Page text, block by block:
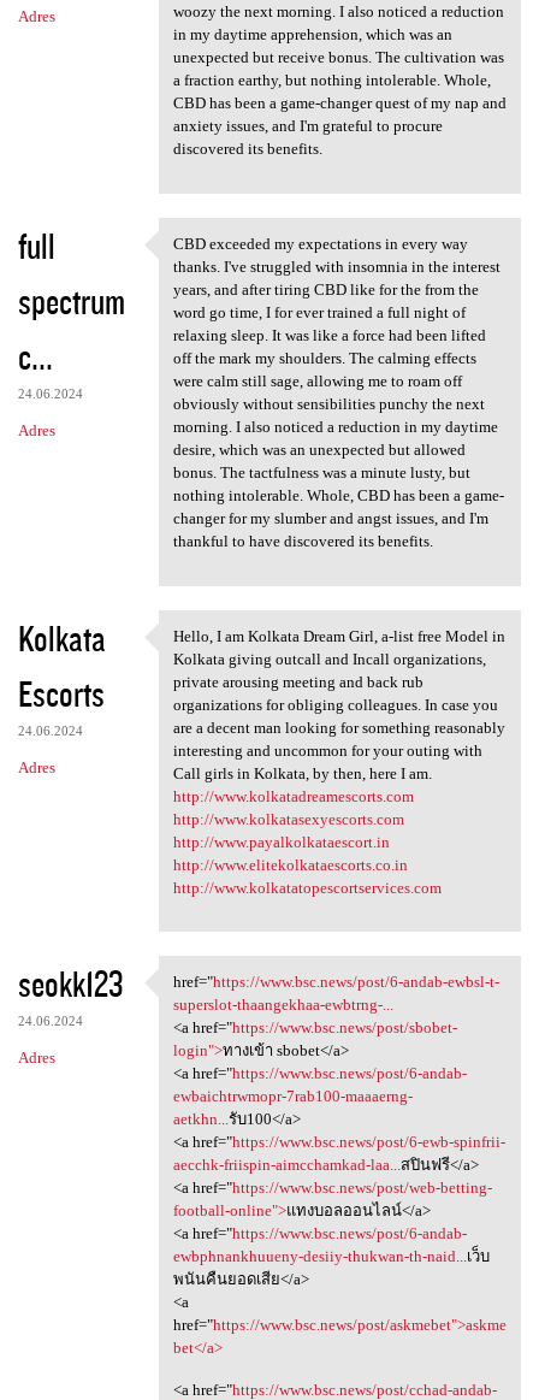
Adres
woozy the next morning. I also noticed a reduction
in my daytime apprehension, which was an
unexpected but receive bonus. The cultivation was
a fraction earthy, but nothing intolerable. Whole,
CBD has been a game-changer quest of my nap and
anxiety issues, and I'm grateful to procure
discovered its benefits.
full
spectrum
c...
24.06.2024
Adres
CBD exceeded my expectations
CBD exceeded my expectations in every way
thanks. I've struggled with insomnia in the interest
years, and after tiring CBD like for the from the
word go time, I for ever trained a full night of
relaxing sleep. It was like a force had been lifted
off the mark my shoulders. The calming effects
were calm still sage, allowing me to roam off
obviously without sensibilities punchy the next
morning. I also noticed a reduction in my daytime
desire, which was an unexpected but allowed
bonus. The tactfulness was a minute lusty, but
nothing intolerable. Whole, CBD has been a game-
changer for my slumber and angst issues, and I'm
thankful to have discovered its benefits.
Kolkata
Escorts
24.06.2024
Adres
Hello, I am Kolkata Dream
Hello, I am Kolkata Dream Girl, a-list free Model in
Kolkata giving outcall and Incall organizations,
private arousing meeting and back rub
organizations for obliging colleagues. In case you
are a decent man looking for something reasonably
interesting and uncommon for your outing with
Call girls in Kolkata, by then, here I am.
http://www.kolkatadreamescorts.com
http://www.kolkatasexyescorts.com
http://www.payalkolkataescort.in
http://www.elitekolkataescorts.co.in
http://www.kolkatatopescortservices.com
seokk123
24.06.2024
Adres
href="https://www.bsc.news
href="https://www.bsc.news/post/6-andab-ewbsl-t-
superslot-thaangekhaa-ewbtrng-...
<a href="https://www.bsc.news/post/sbobet-
login">ทางเข้า sbobet</a>
<a href="https://www.bsc.news/post/6-andab-
ewbaichtrwmopr-7rab100-maaaerng-
aetkhn...รับ100</a>
<a href="https://www.bsc.news/post/6-ewb-spinfrii-
aecchk-friispin-aimcchamkad-laa...สปินฟรี</a>
<a href="https://www.bsc.news/post/web-betting-
football-online">แทงบอลออนไลน์</a>
<a href="https://www.bsc.news/post/6-andab-
ewbphnankhuueny-desiiy-thukwan-th-naid...เว็บ
พนันคืนยอดเสีย</a>
<a
href="https://www.bsc.news/post/askmebet">askme
bet</a>
<a href="https://www.bsc.news/post/cchad-andab-